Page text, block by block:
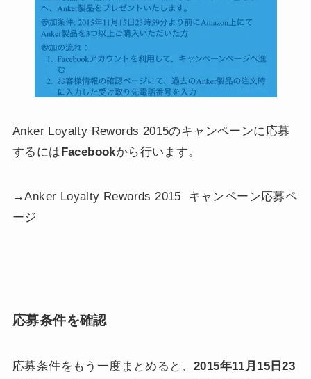
Anker Loyalty Rewords 2015のキャンペーンに応募
するには Facebookから行います。
→Anker Loyalty Rewords 2015 キャンペーン応募ペ
ージ
応募条件を確認
応募条件をもう一度まとめると、 2015年11月15日23